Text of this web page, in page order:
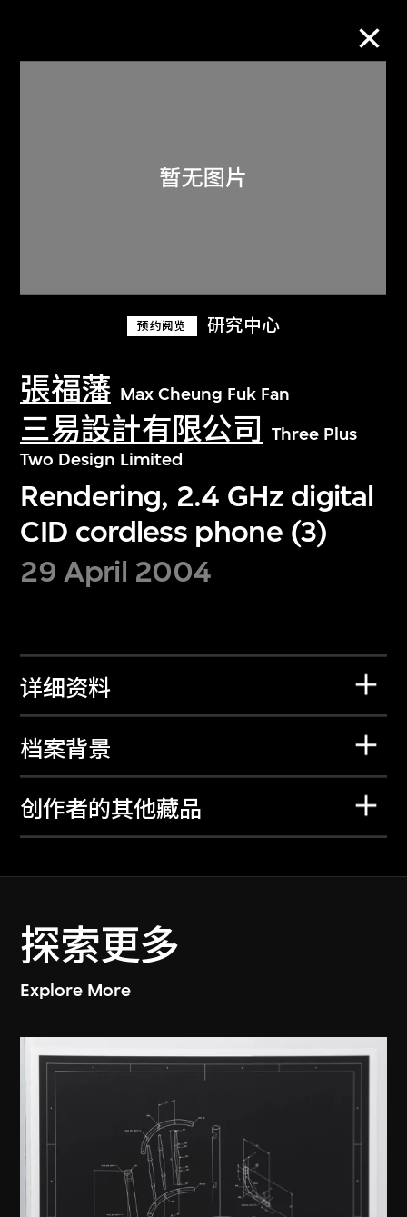
预约阅览 研究中心
張福藩 Max Cheung Fuk Fan
三易設計有限公司
Three Plus
Two Design Limited
Rendering, 2.4 GHz digital
CID cordless phone (3)
29 April 2004
详细资料
档案背景
创作者的其他藏品
探索更多
Explore More
关于M+藏品
探索世界顶级的二十及二十一世纪视觉
文化藏品。